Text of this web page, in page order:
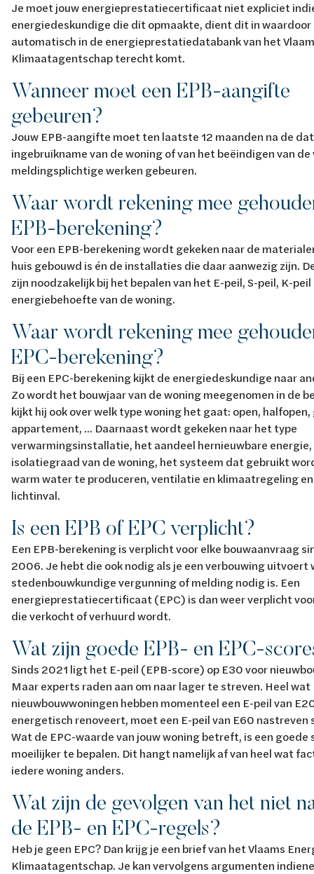
Je moet jouw energieprestatiecertificaat niet expliciet
energiedeskundige die dit opmaakte, dient dit in
automatisch in de energieprestatiedatabank van het
Klimaatagentschap terecht komt.
Wanneer moet een EPB-aangifte
gebeuren?
Jouw EPB-aangifte moet ten laatste 12 maanden na de
ingebruikname van de woning of van het beëindigen van
meldingsplichtige werken gebeuren.
Waar wordt rekening mee
EPB-berekening?
Voor een EPB-berekening wordt gekeken naar de
huis gebouwd is én de installaties die daar aanwezig zijn.
zijn noodzakelijk bij het bepalen van het E-peil, S-peil, K-
energiebehoefte van de woning.
Waar wordt rekening mee
EPC-berekening?
Bij een EPC-berekening kijkt de energiedeskundige naar
Zo wordt het bouwjaar van de woning meegenomen in de
kijkt hij ook over welk type woning het gaat: open,
appartement, ... Daarnaast wordt gekeken naar het type
verwarmingsinstallatie, het aandeel hernieuwbare energie,
isolatiegraad van de woning, het systeem dat gebruikt
warm water te produceren, ventilatie en klimaatregeling
lichtinval.
Is een EPB of EPC verplicht?
Een EPB-berekening is verplicht voor elke bouwaanvraag
2006. Je hebt die ook nodig als je een verbouwing uitvoert
stedenbouwkundige vergunning of melding nodig is. Een
energieprestatiecertificaat (EPC) is dan weer verplicht
die verkocht of verhuurd wordt.
Wat zijn goede EPB- en EPC-
Sinds 2021 ligt het E-peil (EPB-score) op E30 voor
Maar experts raden aan om naar lager te streven. Heel wat
nieuwbouwwoningen hebben momenteel een E-peil van
energetisch renoveert, moet een E-peil van E60
Wat de EPC-waarde van jouw woning betreft, is een goede
moeilijker te bepalen. Dit hangt namelijk af van heel wat
iedere woning anders.
Wat zijn de gevolgen van het niet
de EPB- en EPC-regels?
Heb je geen EPC? Dan krijg je een brief van het Vlaams
Klimaatagentschap. Je kan vervolgens argumenten